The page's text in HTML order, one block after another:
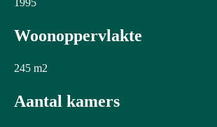
1995
Woonoppervlakte
245 m2
Aantal kamers